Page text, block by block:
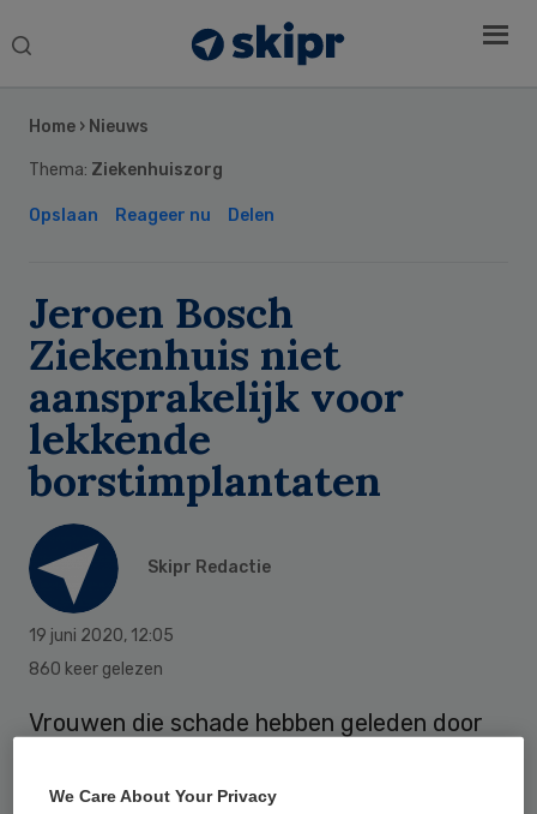
Search
Home › Nieuws
Thema: Ziekenhuiszorg
Opslaan Reageer nu Delen
Jeroen Bosch
Ziekenhuis niet
aansprakelijk voor
lekkende
borstimplantaten
Skipr Redactie
19 juni 2020, 12:05
860 keer gelezen
Vrouwen die schade hebben geleden door
ziekenhuizen daarvoor niet aansprakelijk
Sidebar
We Care About Your Privacy